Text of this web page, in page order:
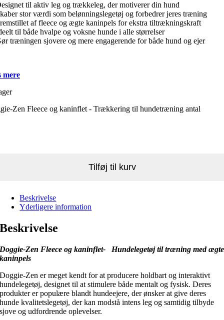
til aktiv leg og trækkeleg, der motiverer din hund
stor værdi som belønningslegetøj og forbedrer jeres træning
af fleece og ægte kaninpels for ekstra tiltrækningskraft
til både hvalpe og voksne hunde i alle størrelser
træningen sjovere og mere engagerende for både hund og ejer
mere
Zen Fleece og kaninflet - Trækkering til hundetræning antal
Tilføj til kurv
Beskrivelse
Yderligere information
Beskrivelse
Doggie-Zen Fleece og kaninflet- Hundelegetøj til træning med ægte
kaninpels
Doggie-Zen er meget kendt for at producere holdbart og interaktivt
hundelegetøj, designet til at stimulere både mentalt og fysisk. Deres
produkter er populære blandt hundeejere, der ønsker at give deres
hunde kvalitetslegetøj, der kan modstå intens leg og samtidig tilbyde
sjove og udfordrende oplevelser.